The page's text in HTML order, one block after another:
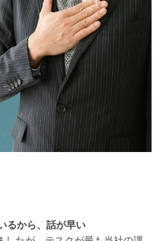
るから、話が早い